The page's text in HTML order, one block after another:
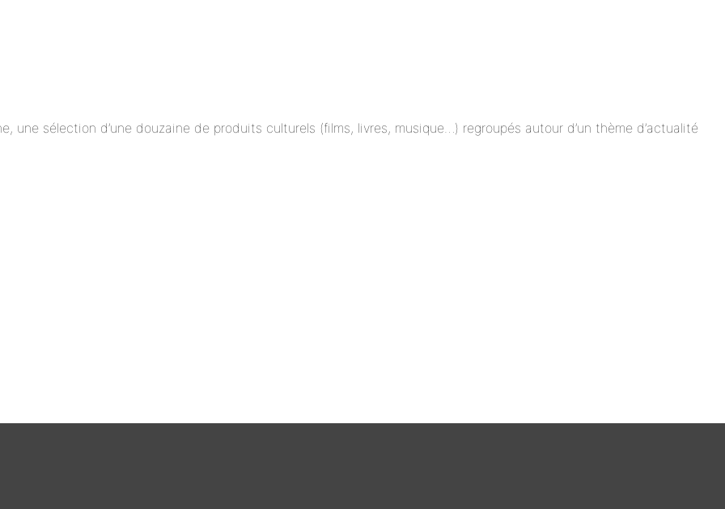
une sélection d’une douzaine de produits culturels (films, livres, musique…) regroupés autour d’un thème d’actualité